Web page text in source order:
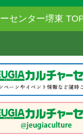
センター堺東